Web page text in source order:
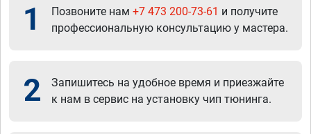
1 Позвоните нам +7 473 200-73-61 и получите
профессиональную консультацию у мастера.
2
Запишитесь на удобное время и приезжайте
к нам в сервис на установку чип тюнинга.